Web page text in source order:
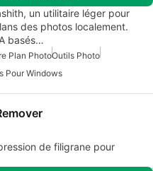
un utilitaire léger pour
des photos localement.
basés…
Plan PhotoOutils Photo
Pour Windows
de filigrane pour